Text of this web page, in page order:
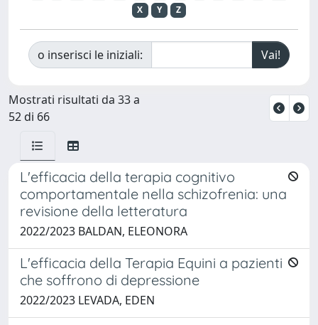
X
Y Z
o inserisci le iniziali:
Mostrati risultati da 33 a
52 di 66
L'efficacia della terapia cognitivo
comportamentale nella schizofrenia: una
revisione della letteratura
2022/2023 BALDAN, ELEONORA
L'efficacia della Terapia Equini a pazienti
che soffrono di depressione
2022/2023 LEVADA, EDEN